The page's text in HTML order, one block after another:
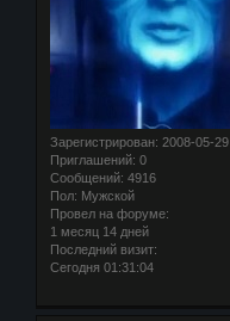
Зарегистрирован: 2008-05-29
Приглашений: 0
Сообщений: 4916
Пол: Мужской
Провел на форуме:
1 месяц 14 дней
Последний визит:
Сегодня 01:31:04